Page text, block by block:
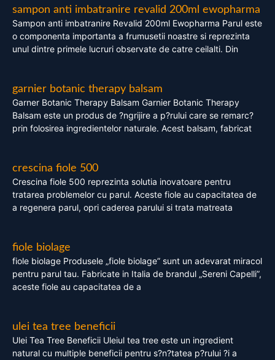
sampon anti imbatranire revalid 200ml ewopharma
Sampon anti imbatranire Revalid 200ml Ewopharma Parul este
o componenta importanta a frumusetii noastre si reprezinta
unul dintre primele lucruri observate de catre ceilalti. Din
garnier botanic therapy balsam
Garner Botanic Therapy Balsam Garnier Botanic Therapy
Balsam este un produs de ?ngrijire a p?rului care se remarc?
prin folosirea ingredientelor naturale. Acest balsam, fabricat
crescina fiole 500
Crescina fiole 500 reprezinta solutia inovatoare pentru
tratarea problemelor cu parul. Aceste fiole au capacitatea de
a regenera parul, opri caderea parului si trata matreata
fiole biolage
fiole biolage Produsele „fiole biolage” sunt un adevarat miracol
pentru parul tau. Fabricate in Italia de brandul „Sereni Capelli”,
aceste fiole au capacitatea de a
ulei tea tree beneficii
Ulei Tea Tree Beneficii Uleiul tea tree este un ingredient
natural cu multiple beneficii pentru s?n?tatea p?rului ?i a